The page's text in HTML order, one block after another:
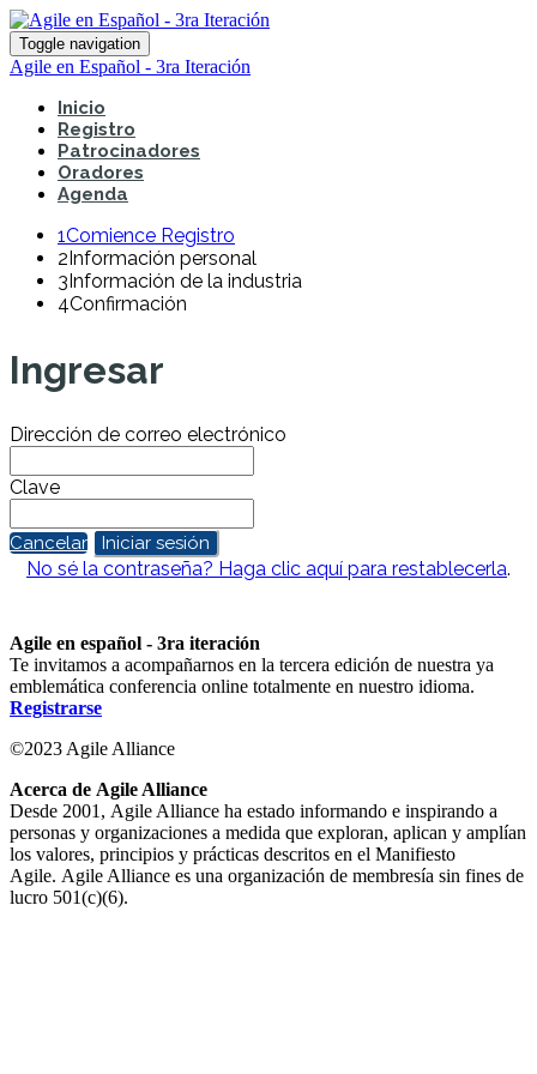
Toggle navigation
Agile en Español - 3ra Iteración
Inicio
Registro
Patrocinadores
Oradores
Agenda
1Comience Registro
2Información personal
3Información de la industria
4Confirmación
Ingresar
Dirección de correo electrónico
Clave
Cancelar Iniciar sesión
No sé la contraseña? Haga clic aquí para restablecerla.
Agile en español - 3ra iteración
Te invitamos a acompañarnos en la tercera edición de nuestra ya
emblemática conferencia online totalmente en nuestro idioma.
Registrarse
©2023 Agile Alliance
Acerca de Agile Alliance
Desde 2001, Agile Alliance ha estado informando e inspirando a
personas y organizaciones a medida que exploran, aplican y amplían
los valores, principios y prácticas descritos en el Manifiesto
Agile. Agile Alliance es una organización de membresía sin fines de
lucro 501(c)(6).